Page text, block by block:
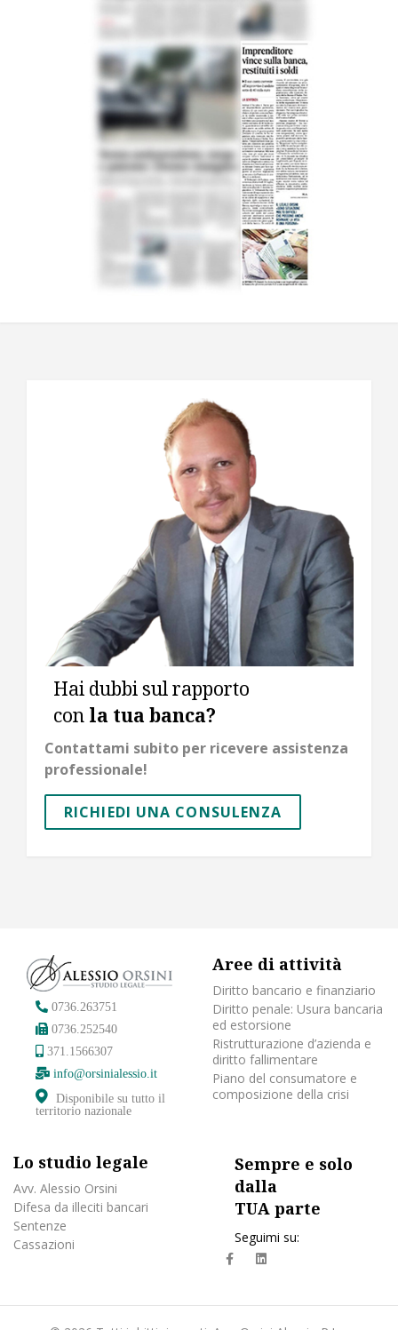
Hai dubbi sul rapporto
con la tua banca?
Contattami subito per ricevere assistenza
professionale!
RICHIEDI UNA CONSULENZA
0736.263751
0736.252540
371.1566307
info@orsinialessio.it
Disponibile su tutto il
territorio nazionale
Aree di attività
Diritto bancario e finanziario
Diritto penale: Usura bancaria
ed estorsione
Ristrutturazione d’azienda e
diritto fallimentare
Piano del consumatore e
composizione della crisi
Lo studio legale
Avv. Alessio Orsini
Difesa da illeciti bancari
Sentenze
Cassazioni
Sempre e solo
dalla
TUA parte
Seguimi su:
fa
fab